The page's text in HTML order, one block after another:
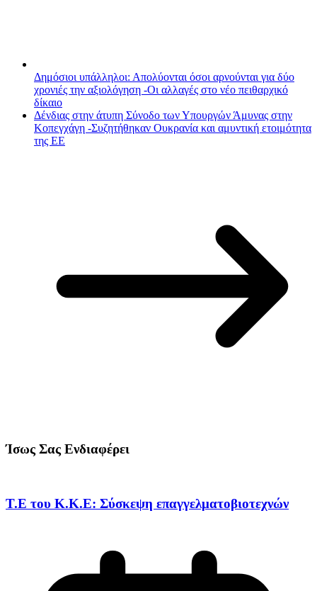
Δημόσιοι υπάλληλοι: Απολύονται όσοι αρνούνται για δύο
χρονιές την αξιολόγηση -Οι αλλαγές στο νέο πειθαρχικό
δίκαιο
Δένδιας στην άτυπη Σύνοδο των Υπουργών Άμυνας στην
Κοπεγχάγη -Συζητήθηκαν Ουκρανία και αμυντική ετοιμότητα
της ΕΕ
Ίσως Σας Ενδιαφέρει
Τ.Ε του Κ.Κ.Ε: Σύσκεψη επαγγελματοβιοτεχνών